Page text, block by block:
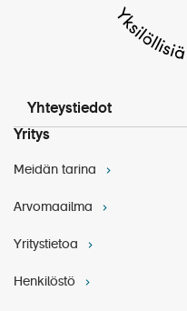
Vierailu
Opastettu kierros
Opastettu kierros
Muut maksut:
Matkustaja- ja
Kristina®-
Mukana koko
Tulkkaa Kristina®-
matkalla
Kristina Cruisesin erityis-
Yhteystiedot
Yritys
Meidän tarina
Arvomaailma
Yritystietoa
Henkilöstö